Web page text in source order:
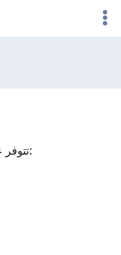
تتوفر عدة أنواع تناسب احتياجات العملاء المختلفة، ومنها: